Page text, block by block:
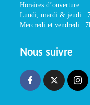
Horaires d’ouverture :
Lundi, mardi & jeudi :
Mercredi et vendredi :
Nous suivre